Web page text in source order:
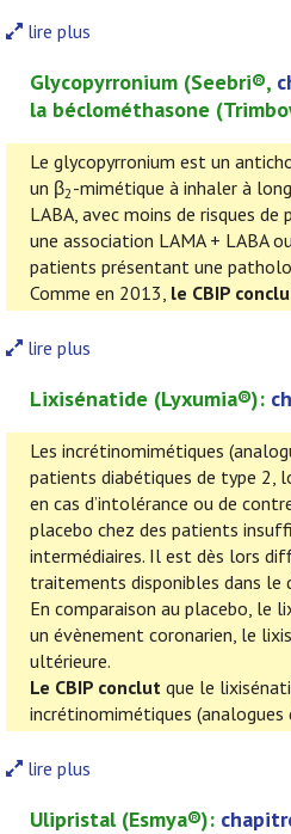
lire plus
Glycopyrronium (Seebri®,
la béclométhasone (
Le glycopyrronium est un
un β2-mimétique à inhaler à
LABA, avec moins de risques
une association LAMA + LABA
patients présentant une
Comme en 2013, le CBIP
lire plus
Lixisénatide (Lyxumia®):
Les incrétinomimétiques
patients diabétiques de type 2,
en cas d’intolérance ou de
placebo chez des patients
intermédiaires. Il est dès lors
traitements disponibles dans le
En comparaison au placebo, le
un évènement coronarien, le
ultérieure.
Le CBIP conclut que le
incrétinomimétiques (analogues
lire plus
Ulipristal (Esmya®):